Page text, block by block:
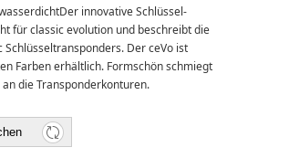
innovative Schlüssel­
für classic evolution und beschreibt die
Der ceVo ist
Farben erhältlich. Formschön schmiegt
die Transponderkonturen.